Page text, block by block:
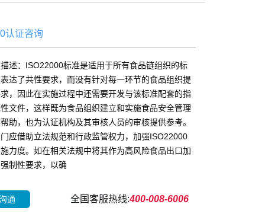
认证咨询
述：ISO22000标准是适用于所有食品链组织的标
达了共性要求，而没有针对每一环节的食品组织提
，因此在实施过程中还需要开发与该标准配套的指
文件，这样既为食品组织建立和实施食品安全管理
助，也为认证机构及其审核人员的审核提供参考。
应借助立法规范和行政监管权力，加强ISO22000
力度。如在相关法规中将其作为高风险食品出口加
制性要求，以确
通 全国客服热线:400-008-6006